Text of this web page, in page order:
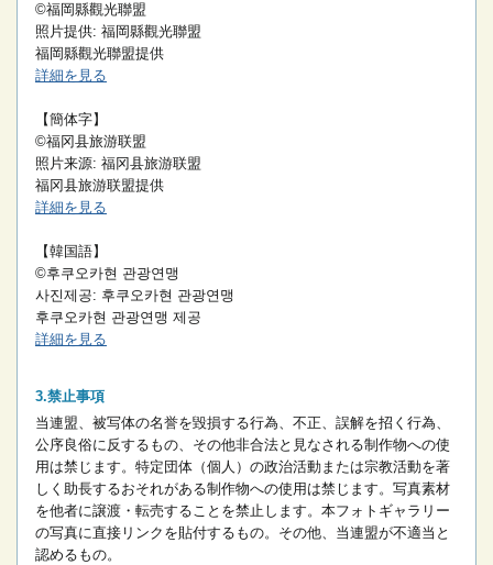
©福岡縣觀光聯盟
照片提供: 福岡縣觀光聯盟
福岡縣觀光聯盟提供
詳細を見る
【簡体字】
©福冈县旅游联盟
照片来源: 福冈县旅游联盟
福冈县旅游联盟提供
詳細を見る
【韓国語】
©후쿠오카현 관광연맹
사진제공: 후쿠오카현 관광연맹
후쿠오카현 관광연맹 제공
詳細を見る
禁止事項
当連盟、被写体の名誉を毀損する行為、不正、誤解を招く行為、
公序良俗に反するもの、その他非合法と見なされる制作物への使
用は禁じます。 特定団体（個人）の政治活動または宗教活動を著
しく助長するおそれがある制作物への使用は禁じます。 写真素材
を他者に譲渡・転売することを禁止します。 本フォトギャラリー
の写真に直接リンクを貼付するもの。 その他、当連盟が不適当と
認めるもの。